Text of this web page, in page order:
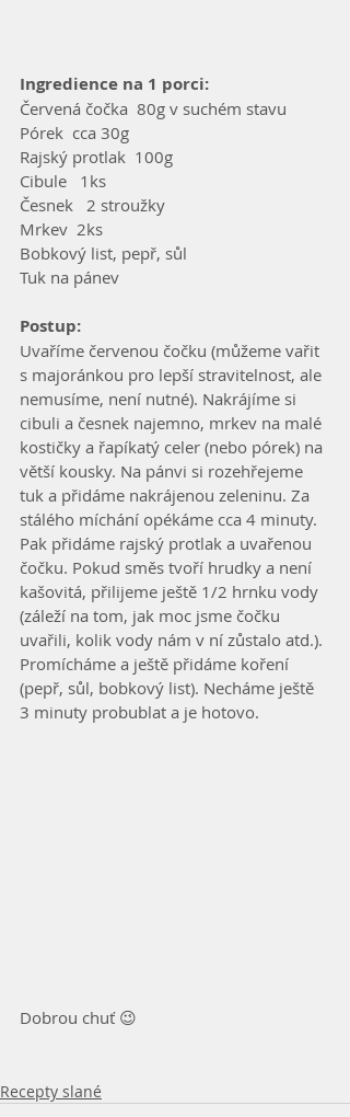
Ingredience na 1 porci:
Červená čočka  80g v suchém stavu
Pórek  cca 30g
Rajský protlak  100g
Cibule   1ks
Česnek   2 stroužky
Mrkev  2ks
Bobkový list, pepř, sůl
Tuk na pánev
Postup:
Uvaříme červenou čočku (můžeme vařit
s majoránkou pro lepší stravitelnost, ale
nemusíme, není nutné). Nakrájíme si
cibuli a česnek najemno, mrkev na malé
kostičky a řapíkatý celer (nebo pórek) na
větší kousky. Na pánvi si rozehřejeme
tuk a přidáme nakrájenou zeleninu. Za
stálého míchání opékáme cca 4 minuty.
Pak přidáme rajský protlak a uvařenou
čočku. Pokud směs tvoří hrudky a není
kašovitá, přilijeme ještě 1/2 hrnku vody
(záleží na tom, jak moc jsme čočku
uvařili, kolik vody nám v ní zůstalo atd.).
Promícháme a ještě přidáme koření
(pepř, sůl, bobkový list). Necháme ještě
3 minuty probublat a je hotovo.
Dobrou chuť 😉
Recepty slané